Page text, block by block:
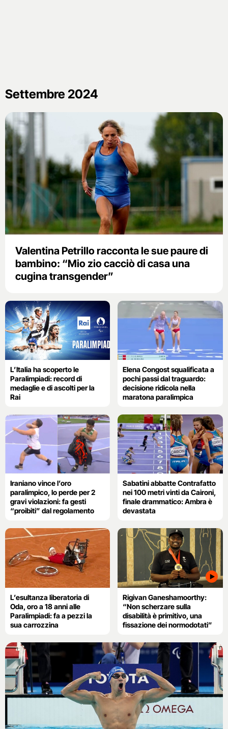
Settembre 2024
Valentina Petrillo racconta le sue paure di
bambino: “Mio zio cacciò di casa una
cugina transgender”
L’Italia ha scoperto le
Paralimpiadi: record di
medaglie e di ascolti per la
Rai
Elena Congost squalificata a
pochi passi dal traguardo:
decisione ridicola nella
maratona paralimpica
Iraniano vince l’oro
paralimpico, lo perde per 2
gravi violazioni: fa gesti
“proibiti” dal regolamento
Sabatini abbatte Contrafatto
nei 100 metri vinti da Caironi,
finale drammatico: Ambra è
devastata
L’esultanza liberatoria di
Oda, oro a 18 anni alle
Paralimpiadi: fa a pezzi la
sua carrozzina
Rigivan Ganeshamoorthy:
“Non scherzare sulla
disabilità è primitivo, una
fissazione dei normodotati”